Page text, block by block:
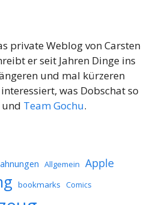
private Weblog von Carsten
er seit Jahren Dinge ins
und mal kürzeren
was Dobschat so
und Team Gochu.
Allgemein Apple
bookmarks Comics